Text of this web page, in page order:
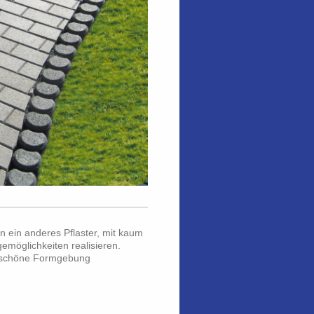
ein anderes Pflaster, mit kaum
realisieren.
Formgebung